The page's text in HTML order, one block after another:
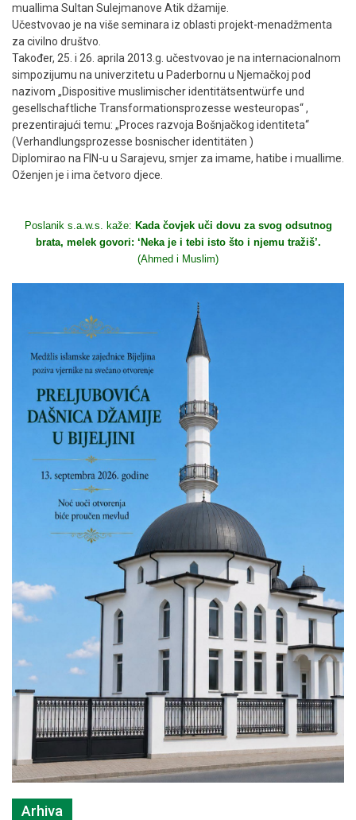
muallima Sultan Sulejmanove Atik džamije.
Učestvovao je na više seminara iz oblasti projekt-menadžmenta
za civilno društvo.
Također, 25. i 26. aprila 2013.g. učestvovao je na internacionalnom
simpozijumu na univerzitetu u Paderbornu u Njemačkoj pod
nazivom „Dispositive muslimischer identitätsentwürfe und
gesellschaftliche Transformationsprozesse westeuropas“ ,
prezentirajući temu: „Proces razvoja Bošnjačkog identiteta“
(Verhandlungsprozesse bosnischer identitäten )
Diplomirao na FIN-u u Sarajevu, smjer za imame, hatibe i muallime.
Oženjen je i ima četvoro djece.
Poslanik s.a.w.s. kaže: Kada čovjek uči dovu za svog odsutnog
brata, melek govori: ‘Neka je i tebi isto što i njemu tražiš’.
(Ahmed i Muslim)
Arhiva